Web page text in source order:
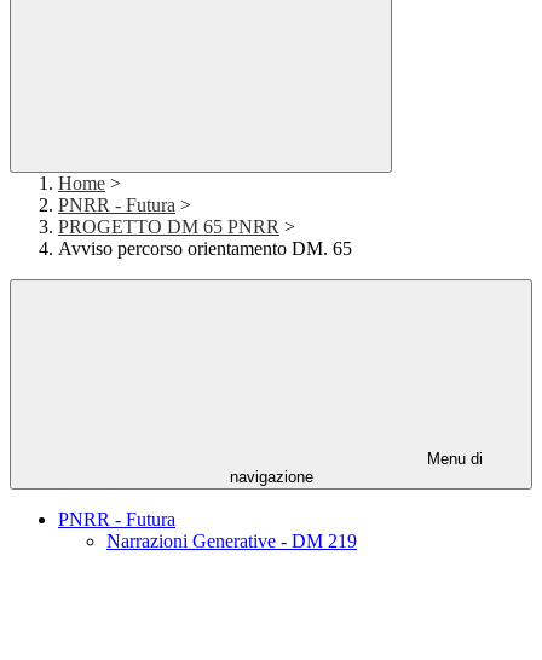
Home >
PNRR - Futura >
PROGETTO DM 65 PNRR >
Avviso percorso orientamento DM. 65
Menu di
navigazione
PNRR - Futura
Narrazioni Generative - DM 219